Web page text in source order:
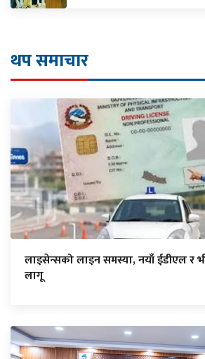
थप समाचार
लाइसेन्सको लाइन समस्या, नयाँ ईडीएल र
लागू